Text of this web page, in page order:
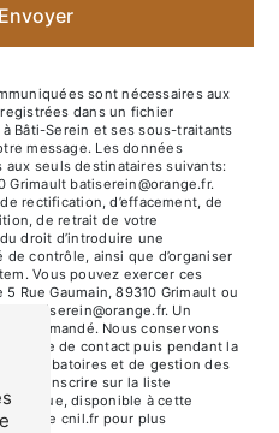
Envoyer
sont nécessaires aux
dans un fichier
Bâti-Serein et ses sous-traitants
message. Les données
seuls destinataires suivants:
Grimault batiserein@orange.fr.
rectification, d’effacement, de
de retrait de votre
droit d’introduire une
contrôle, ainsi que d’organiser
Vous pouvez exercer ces
Rue Gaumain, 89310 Grimault ou
batiserein@orange.fr. Un
demandé. Nous conservons
prise de contact puis pendant la
probatoires et de gestion des
vous inscrire sur la liste
disponible à cette
le site cnil.fr pour plus